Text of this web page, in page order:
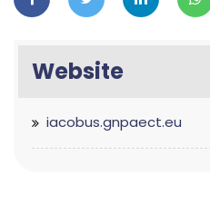
Website
iacobus.gnpaect.eu